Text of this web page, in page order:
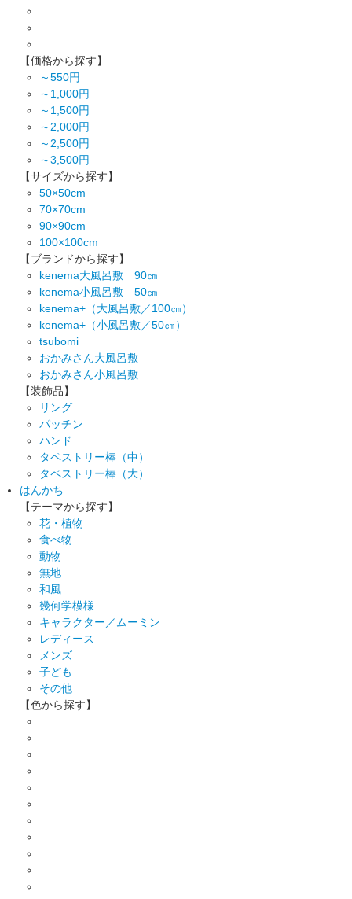
【価格から探す】
～550円
～1,000円
～1,500円
～2,000円
～2,500円
～3,500円
【サイズから探す】
50×50cm
70×70cm
90×90cm
100×100cm
【ブランドから探す】
kenema大風呂敷 90㎝
kenema小風呂敷 50㎝
kenema+（大風呂敷／100㎝）
kenema+（小風呂敷／50㎝）
tsubomi
おかみさん大風呂敷
おかみさん小風呂敷
【装飾品】
リング
パッチン
ハンド
タペストリー棒（中）
タペストリー棒（大）
はんかち
【テーマから探す】
花・植物
食べ物
動物
無地
和風
幾何学模様
キャラクター／ムーミン
レディース
メンズ
子ども
その他
【色から探す】